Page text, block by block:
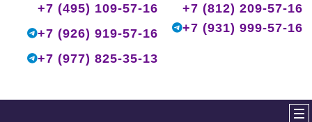
+7 (495) 109-57-16
+7 (926) 919-57-16
+7 (977) 825-35-13
+7 (812) 209-57-16
+7 (931) 999-57-16